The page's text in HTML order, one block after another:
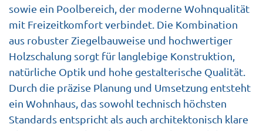
sowie ein Poolbereich, der moderne Wohnqualität
mit Freizeitkomfort verbindet. Die Kombination
aus robuster Ziegelbauweise und hochwertiger
Holzschalung sorgt für langlebige Konstruktion,
natürliche Optik und hohe gestalterische Qualität.
Durch die präzise Planung und Umsetzung entsteht
ein Wohnhaus, das sowohl technisch höchsten
Standards entspricht als auch architektonisch klare